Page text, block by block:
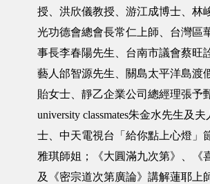
授、洪欣儀教授、游江成博士、林
光功德會總會長常仁上師、台灣區
事長李春陽先生、台南市議會蔡旺
藝人邰智源先生、關島太平洋島渡
貽女士、靜乙企業公司總經理張予
university classmates朱金水先生及
士、中天電視台「給你點上心燈」
雅琪師姐；《大圓滿九次第》、《
及《密宗道次第廣論》講解蓮耶上